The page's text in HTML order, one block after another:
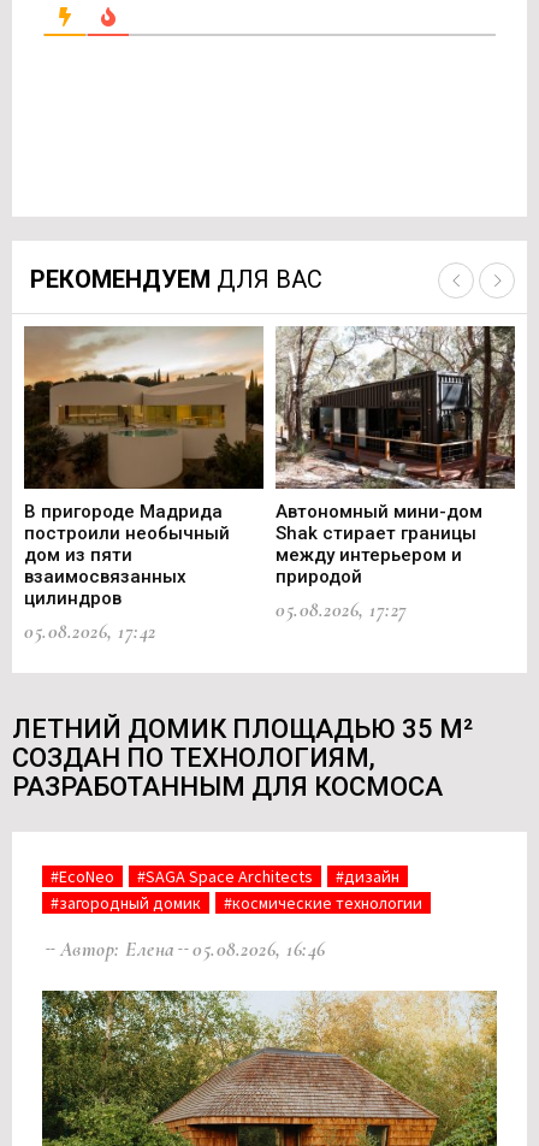
РЕКОМЕНДУЕМ ДЛЯ ВАС
В пригороде Мадрида
построили необычный
дом из пяти
взаимосвязанных
цилиндров
05.08.2026, 17:42
Автономный мини-дом
Shak стирает границы
между интерьером и
природой
05.08.2026, 17:27
ЛЕТНИЙ ДОМИК ПЛОЩАДЬЮ 35 М²
СОЗДАН ПО ТЕХНОЛОГИЯМ,
РАЗРАБОТАННЫМ ДЛЯ КОСМОСА
#EcoNeo #SAGA Space Architects
#дизайн
#загородный домик
#космические технологии
Автор: Елена 05.08.2026, 16:46